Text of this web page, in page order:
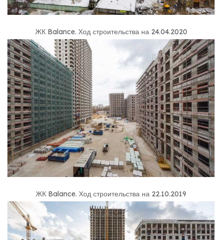
ЖК Balance. Ход строительства на 24.04.2020
ЖК Balance. Ход строительства на 22.10.2019